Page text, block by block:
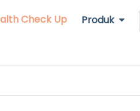
Check Up Produk